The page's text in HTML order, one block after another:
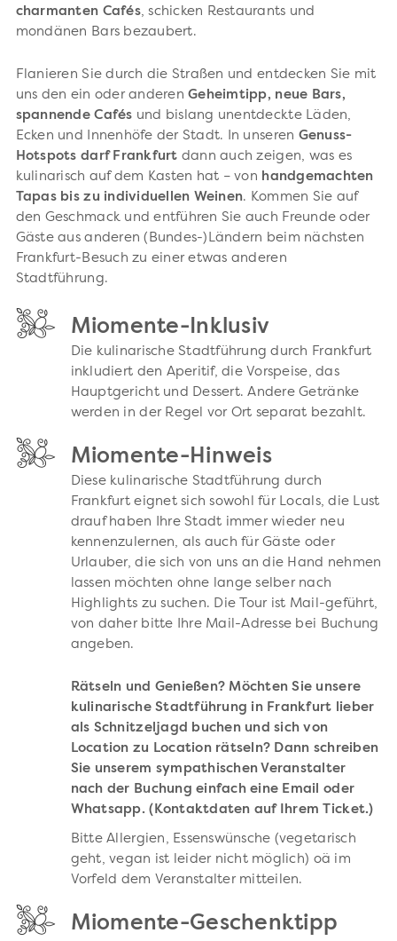
charmanten Cafés, schicken Restaurants und
mondänen Bars bezaubert.
Flanieren Sie durch die Straßen und entdecken Sie mit
uns den ein oder anderenGeheimtipp, neue Bars,
spannende Cafés und bislang unentdeckte Läden,
Ecken und Innenhöfe der Stadt. In unseren Genuss-
Hotspots darf Frankfurt dann auch zeigen, was es
kulinarisch auf dem Kasten hat – von handgemachten
Tapas bis zu individuellen Weinen. Kommen Sie auf
den Geschmack und entführen Sie auch Freunde oder
Gäste aus anderen (Bundes-)Ländern beim nächsten
Frankfurt-Besuch zu einer etwas anderen
Stadtführung.
Miomente-Inklusiv
Die kulinarische Stadtführung durch Frankfurt
inkludiert den Aperitif, die Vorspeise, das
Hauptgericht und Dessert. Andere Getränke
werden in der Regel vor Ort separat bezahlt.
Miomente-Hinweis
Diese kulinarische Stadtführung durch
Frankfurt eignet sich sowohl für Locals, die Lust
drauf haben Ihre Stadt immer wieder neu
kennenzulernen, als auch für Gäste oder
Urlauber, die sich von uns an die Hand nehmen
lassen möchten ohne lange selber nach
Highlights zu suchen. Die Tour ist Mail-geführt,
von daher bitte Ihre Mail-Adresse bei Buchung
angeben.
Rätseln und Genießen? Möchten Sie unsere
kulinarische Stadtführung in Frankfurt lieber
als Schnitzeljagd buchen und sich von
Location zu Location rätseln? Dann schreiben
Sie unserem sympathischen Veranstalter
nach der Buchung einfach eine Email oder
Whatsapp. (Kontaktdaten auf Ihrem Ticket.)
Bitte Allergien, Essenswünsche (vegetarisch
geht, vegan ist leider nicht möglich) oä im
Vorfeld dem Veranstalter mitteilen.
Miomente-Geschenktipp